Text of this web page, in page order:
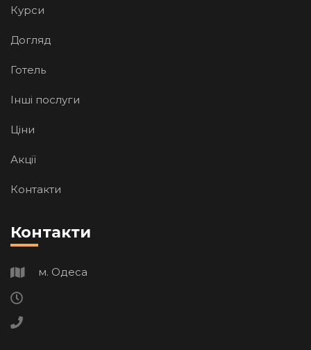
Курси
Догляд
Готель
Iншi послуги
Цiни
Акції
Контакти
Контакти
м. Одеса